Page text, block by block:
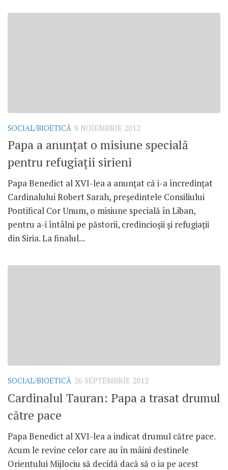
SOCIAL/BIOETICĂ 8 NOIEMBRIE 2012
Papa a anunţat o misiune specială
pentru refugiaţii sirieni
Papa Benedict al XVI-lea a anunţat că i-a încredinţat
Cardinalului Robert Sarah, preşedintele Consiliului
Pontifical Cor Unum, o misiune specială în Liban,
pentru a-i întâlni pe păstorii, credincioşii şi refugiaţii
din Siria. La finalul...
SOCIAL/BIOETICĂ 26 SEPTEMBRIE 2012
Cardinalul Tauran: Papa a trasat drumul
către pace
Papa Benedict al XVI-lea a indicat drumul către pace.
Acum le revine celor care au în mâini destinele
Orientului Mijlociu să decidă dacă să o ia pe acest